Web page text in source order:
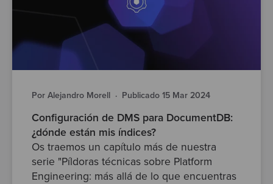
Por Alejandro Morell · Publicado 15 Mar 2024
Configuración de DMS para DocumentDB:
¿dónde están mis índices?
Os traemos un capítulo más de nuestra
serie "Píldoras técnicas sobre Platform
Engineering: más allá de lo que encuentras